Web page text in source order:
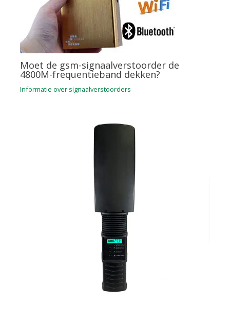
Moet de gsm-signaalverstoorder de
4800M-frequentieband dekken?
Informatie over signaalverstoorders